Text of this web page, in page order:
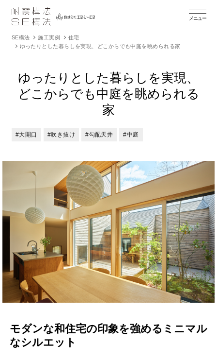
メニュー
SE構法 施工実例
住宅
ゆったりとした暮らしを実現、どこからでも中庭を眺められる家
ゆったりとした暮らしを実現、
どこからでも中庭を眺められる
家
#大開口 #吹き抜け #勾配天井 #中庭
モダンな和住宅の印象を強めるミニマル
なシルエット